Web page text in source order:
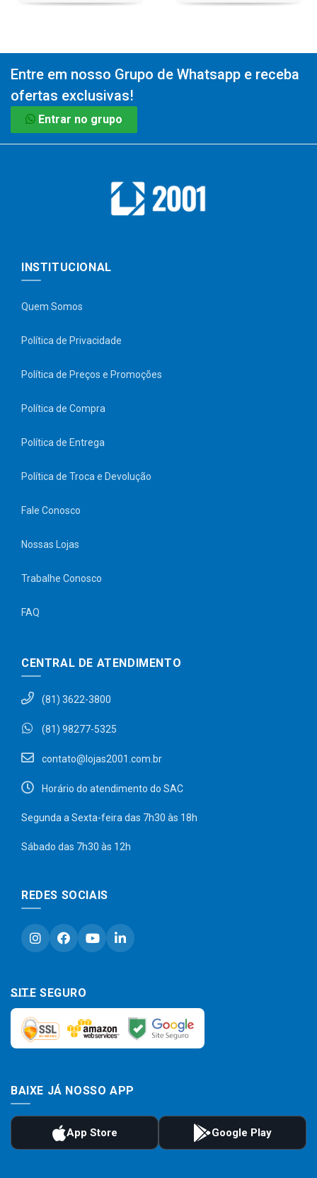
Entre em nosso Grupo de Whatsapp e receba
ofertas exclusivas!
Entrar no grupo
INSTITUCIONAL
Quem Somos
Política de Privacidade
Política de Preços e Promoções
Política de Compra
Política de Entrega
Política de Troca e Devolução
Fale Conosco
Nossas Lojas
Trabalhe Conosco
FAQ
CENTRAL DE ATENDIMENTO
(81) 3622-3800
(81) 98277-5325
contato@lojas2001.com.br
Horário do atendimento do SAC
Segunda a Sexta-feira das 7h30 às 18h
Sábado das 7h30 às 12h
REDES SOCIAIS
SITE SEGURO
BAIXE JÁ NOSSO APP